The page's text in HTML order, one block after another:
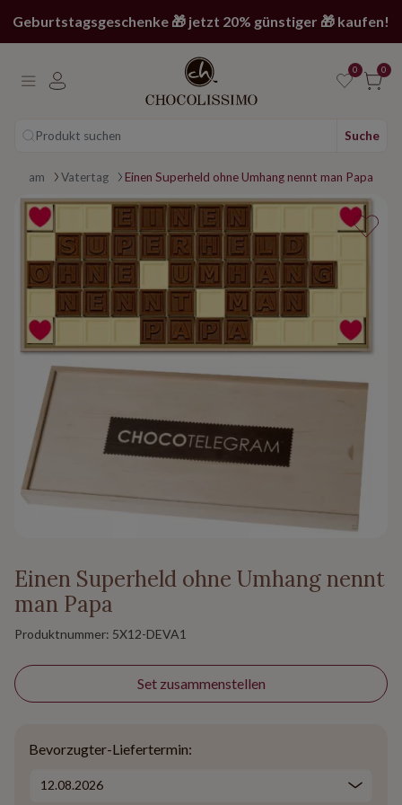
Geburtstagsgeschenke 🎁 jetzt 20% günstiger 🎁 kaufen!
0 0
Produkt suchen Suche
Vatertag Einen Superheld ohne Umhang nennt man Papa
Einen Superheld ohne Umhang nennt
man Papa
Produktnummer: 5X12-DEVA1
Set zusammenstellen
Bevorzugter-Liefertermin: